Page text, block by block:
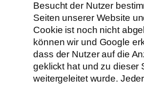
Besucht der Nutzer
Seiten unserer Website
Cookie ist noch nicht
können wir und Google
dass der Nutzer auf die
geklickt hat und zu dieser
weitergeleitet wurde.